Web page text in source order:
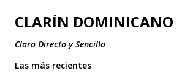
Ir al contenido principal
CLARÍN DOMINICANO
Claro Directo y Sencillo
Las más recientes